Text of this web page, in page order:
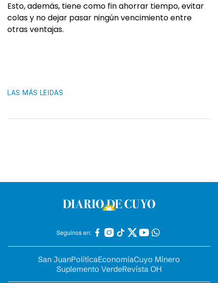
Esto, además, tiene como fin ahorrar tiempo, evitar
colas y no dejar pasar ningún vencimiento entre
otras ventajas.
LAS MÁS LEIDAS
Seguinos en:
San JuanPolíticaEconomíaCuyo Minero
Suplemento VerdeRevista OH